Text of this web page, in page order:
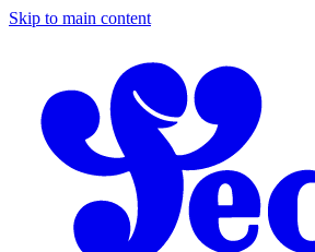
Skip to main content